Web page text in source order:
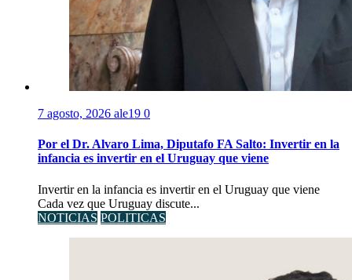
7 agosto, 2026 ale19 0
Por el Dr. Alvaro Lima, Diputafo FA Salto: Invertir en la
infancia es invertir en el Uruguay que viene
Invertir en la infancia es invertir en el Uruguay que viene
Cada vez que Uruguay discute...
NOTICIAS POLITICAS